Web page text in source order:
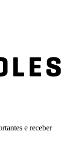
e receber